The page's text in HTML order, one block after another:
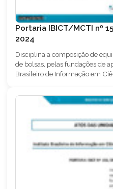
Portaria IBICT/MCTI nº
2024
Disciplina a composição de
de bolsas, pelas fundações de
Brasileiro de Informação em